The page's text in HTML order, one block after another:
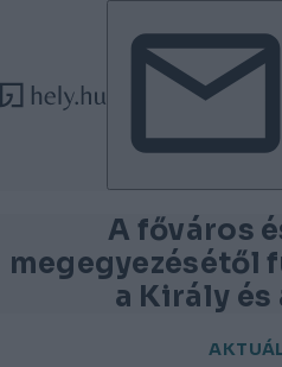
Tovább a tartalomhoz
Tovább a lábléchez
A főváros
megegyezésétől
a Király és